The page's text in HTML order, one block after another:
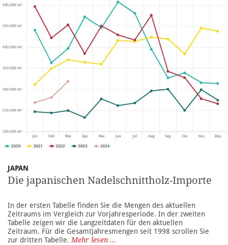
JAPAN
Die japanischen Nadelschnittholz-Importe
In der ersten Tabelle finden Sie die Mengen des aktuellen
Zeitraums im Vergleich zur Vorjahresperiode. In der zweiten
Tabelle zeigen wir die Langzeitdaten für den aktuellen
Zeitraum. Für die Gesamtjahresmengen seit 1998 scrollen Sie
zur dritten Tabelle. Mehr lesen ...